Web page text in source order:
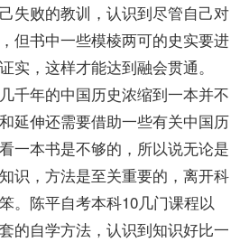
失败的教训，认识到尽管自己对
但书中一些模棱两可的史实要进
实，这样才能达到融会贯通。
千年的中国历史浓缩到一本并不
延伸还需要借助一些有关中国历
一本书是不够的，所以说无论是
识，方法是至关重要的，离开科
。陈平自考本科10几门课程以
的自学方法，认识到知识好比一